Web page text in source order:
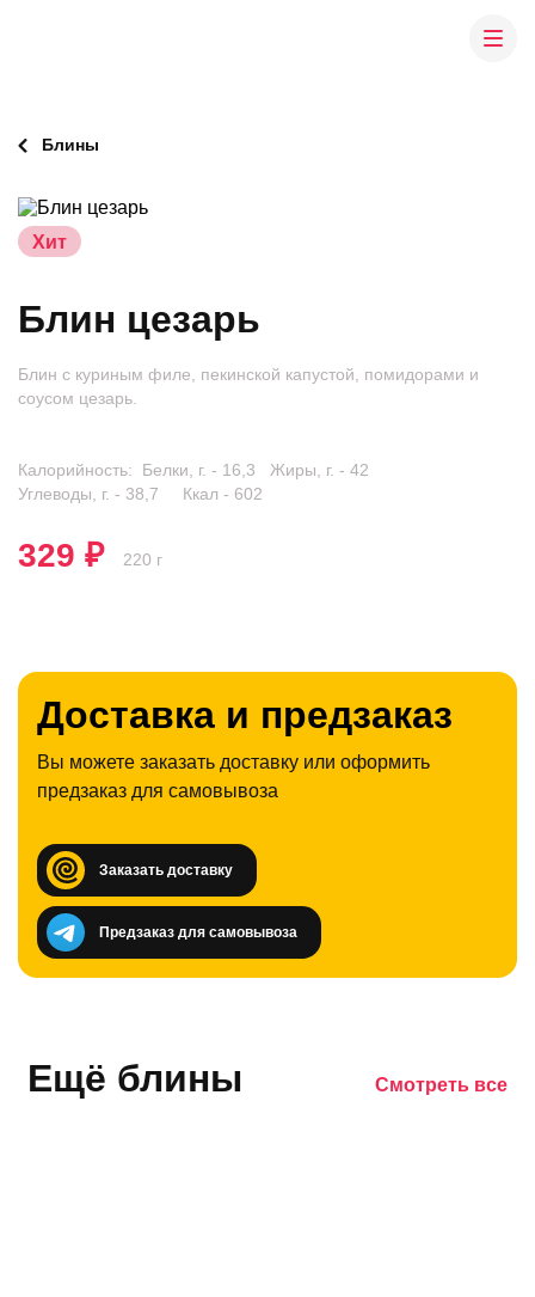
Блины
Хит
Блин цезарь
Блин с куриным филе, пекинской капустой, помидорами и
соусом цезарь.
Калорийность: Белки, г. - 16,3 Жиры, г. - 42
Углеводы, г. - 38,7 Ккал - 602
329 ₽ 220 г
Доставка и предзаказ
Вы можете заказать доставку или оформить
предзаказ для самовывоза
Заказать доставку
Предзаказ для самовывоза
Ещё блины Смотреть все